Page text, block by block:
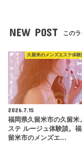
NEW POST この
久留米のメンズエステ体験
2026.7.15
福岡県久留米市の久留米
ステ ルージュ体験談。
留米市のメンズエ…